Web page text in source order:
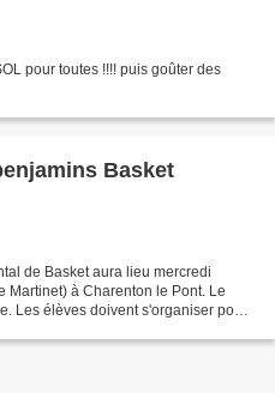
pour toutes !!!! puis goûter des
Basket
de Basket aura lieu mercredi
Martinet) à Charenton le Pont. Le
Les élèves doivent s'organiser pour